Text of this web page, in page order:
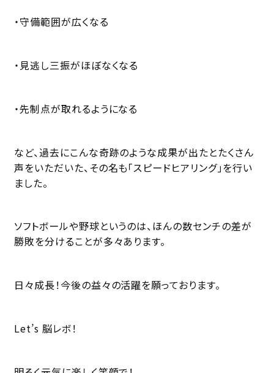
・守備範囲が広くなる
・見逃し三振がほぼなくなる
・先制点が取れるようになる
など、過去にこんな奇跡のような成果が出たとたくさん
声をいただいた、その名も「スピードヒアリング」を行い
ました。
ソフトボールや野球というのは、ほんの数センチの差が
勝敗を分けることが多々あります。
日々成長！今後の益々の活躍を願っております。
Let’s 脳レボ！